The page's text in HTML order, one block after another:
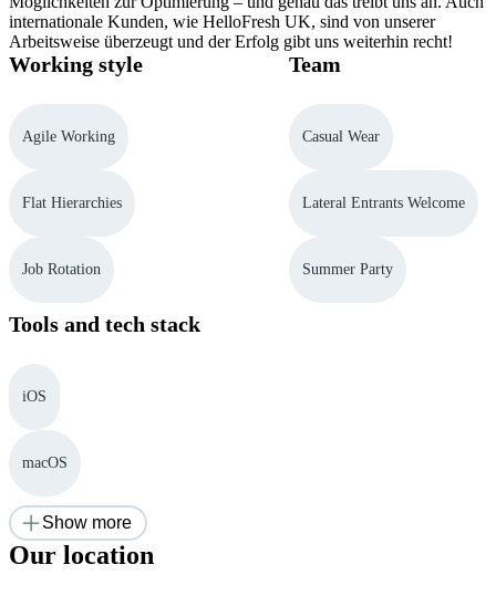
internationale Kunden, wie HelloFresh UK, sind von unserer
Arbeitsweise überzeugt und der Erfolg gibt uns weiterhin recht!
Working style
Agile Working
Flat Hierarchies
Job Rotation
Team
Casual Wear
Lateral Entrants Welcome
Summer Party
Tools and tech stack
iOS
macOS
Show more
Our location